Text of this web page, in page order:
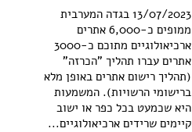
13/07/2023 בגדה המערבית
ממופים כ-6,000 אתרים
ארכיאולוגיים מתוכם כ-3000
אתרים עברו תהליך "הכרזה"
(תהליך רישום אתרים באופן מלא
ברישומי הרשויות). המשמעות
היא שכמעט בכל כפר או ישוב
קיימים שרידים ארכיאולוגיים...